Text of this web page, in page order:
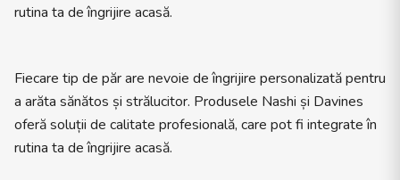
rutina ta de îngrijire acasă.
Fiecare tip de păr are nevoie de îngrijire personalizată pentru
a arăta sănătos și strălucitor. Produsele Nashi și Davines
oferă soluții de calitate profesională, care pot fi integrate în
rutina ta de îngrijire acasă.